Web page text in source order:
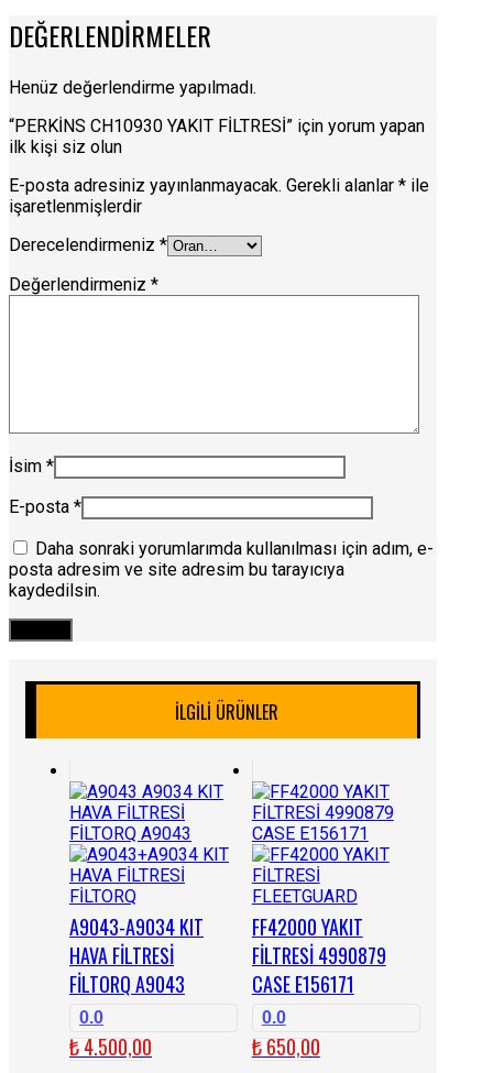
DEĞERLENDIRMELER
Henüz değerlendirme yapılmadı.
“PERKİNS CH10930 YAKIT FİLTRESİ” için yorum yapan
ilk kişi siz olun
E-posta adresiniz yayınlanmayacak. Gerekli alanlar * ile
işaretlenmişlerdir
Derecelendirmeniz *
Değerlendirmeniz *
İsim *
E-posta *
Daha sonraki yorumlarımda kullanılması için adım, e-
posta adresim ve site adresim bu tarayıcıya
kaydedilsin.
İLGILI ÜRÜNLER
A9043-A9034 KIT
HAVA FİLTRESİ
FİLTORQ A9043
0.0
₺4.500,00
FF42000 YAKIT
FİLTRESİ 4990879
CASE E156171
0.0
₺650,00